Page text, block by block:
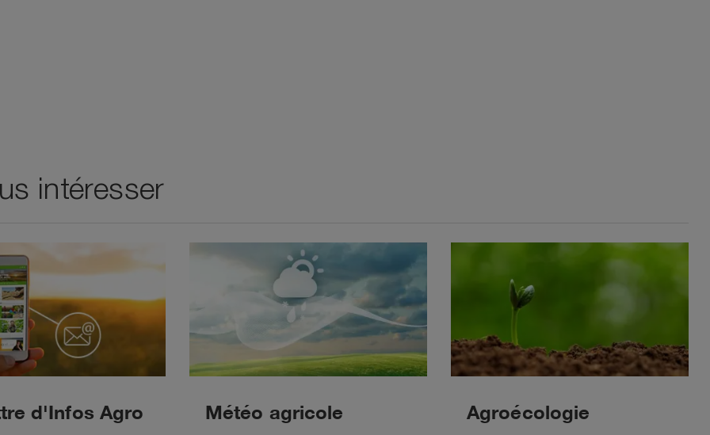
intéresser
d'Infos Agro Météo agricole Agroécologie